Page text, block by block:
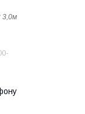
3,0м